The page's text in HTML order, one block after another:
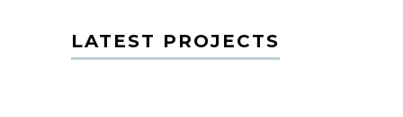
LATEST PROJECTS